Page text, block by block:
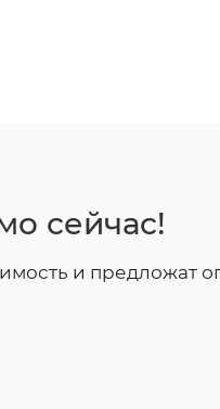
сейчас!
и предложат